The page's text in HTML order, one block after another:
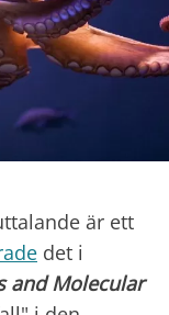
är ett
det i
and Molecular